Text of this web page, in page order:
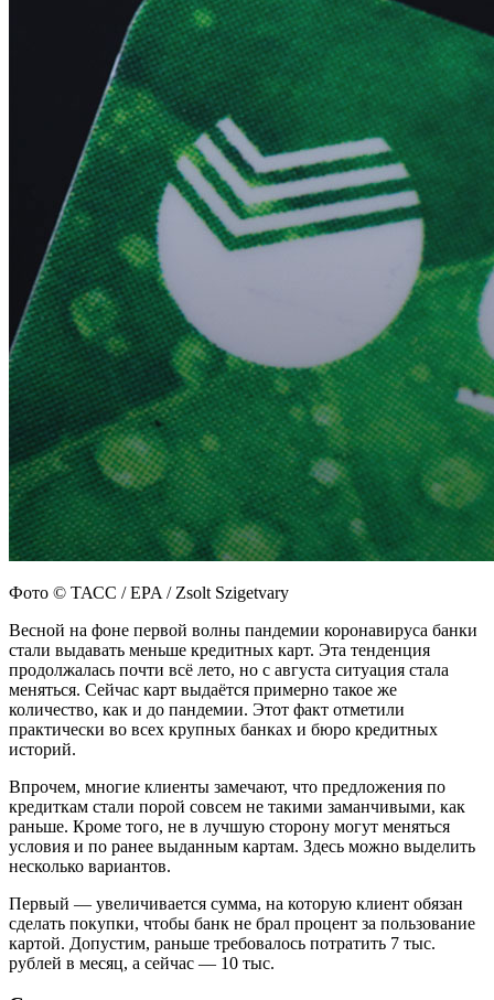
Фото © ТАСС / EPA / Zsolt Szigetvary
Весной на фоне первой волны пандемии коронавируса банки
стали выдавать меньше кредитных карт. Эта тенденция
продолжалась почти всё лето, но с августа ситуация стала
меняться. Сейчас карт выдаётся примерно такое же
количество, как и до пандемии. Этот факт отметили
практически во всех крупных банках и бюро кредитных
историй.
Впрочем, многие клиенты замечают, что предложения по
кредиткам стали порой совсем не такими заманчивыми, как
раньше. Кроме того, не в лучшую сторону могут меняться
условия и по ранее выданным картам. Здесь можно выделить
несколько вариантов.
Первый — увеличивается сумма, на которую клиент обязан
сделать покупки, чтобы банк не брал процент за пользование
картой. Допустим, раньше требовалось потратить 7 тыс.
рублей в месяц, а сейчас — 10 тыс.